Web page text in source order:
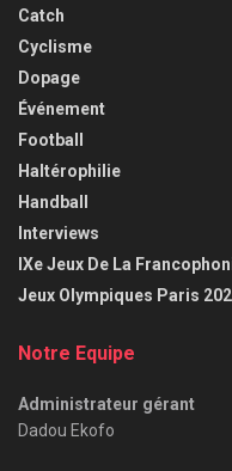
Catch
Cyclisme
Dopage
Événement
Football
Haltérophilie
Handball
Interviews
IXe Jeux De La
Jeux Olympiques Paris
Notre Equipe
Administrateur gérant
Dadou Ekofo